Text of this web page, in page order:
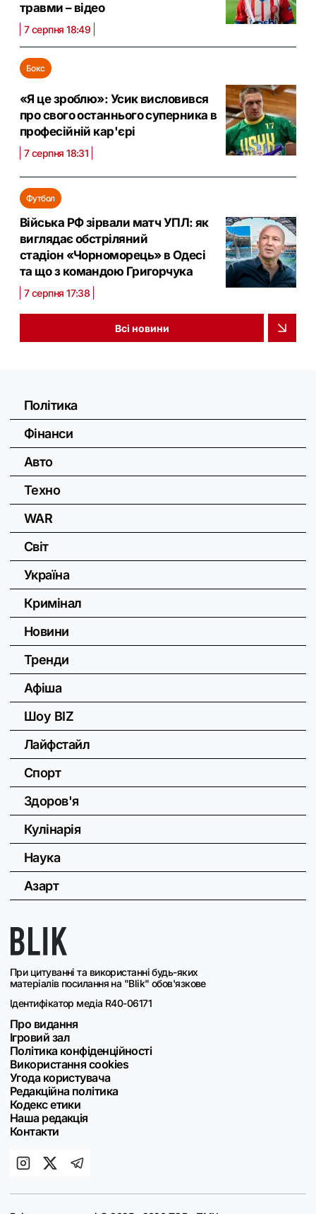
травми – відео
7 серпня 18:49
Бокс
«Я це зроблю»: Усик висловився
про свого останнього суперника в
професійній кар'єрі
7 серпня 18:31
Футбол
Війська РФ зірвали матч УПЛ: як
виглядає обстріляний
стадіон «Чорноморець» в Одесі
та що з командою Григорчука
7 серпня 17:38
Всі новини
При цитуванні та використанні будь-яких
матеріалів посилання на "Blik" обов'язкове
Ідентифікатор медіа R40-06171
Про видання
Ігровий зал
Політика конфіденційності
Використання cookies
Угода користувача
Редакційна політика
Кодекс етики
Наша редакція
Контакти
Політика
Фінанси
Авто
Техно
WAR
Світ
Україна
Кримінал
Новини
Тренди
Афіша
Шоу BIZ
Лайфстайл
Спорт
Здоров'я
Кулінарія
Наука
Азарт